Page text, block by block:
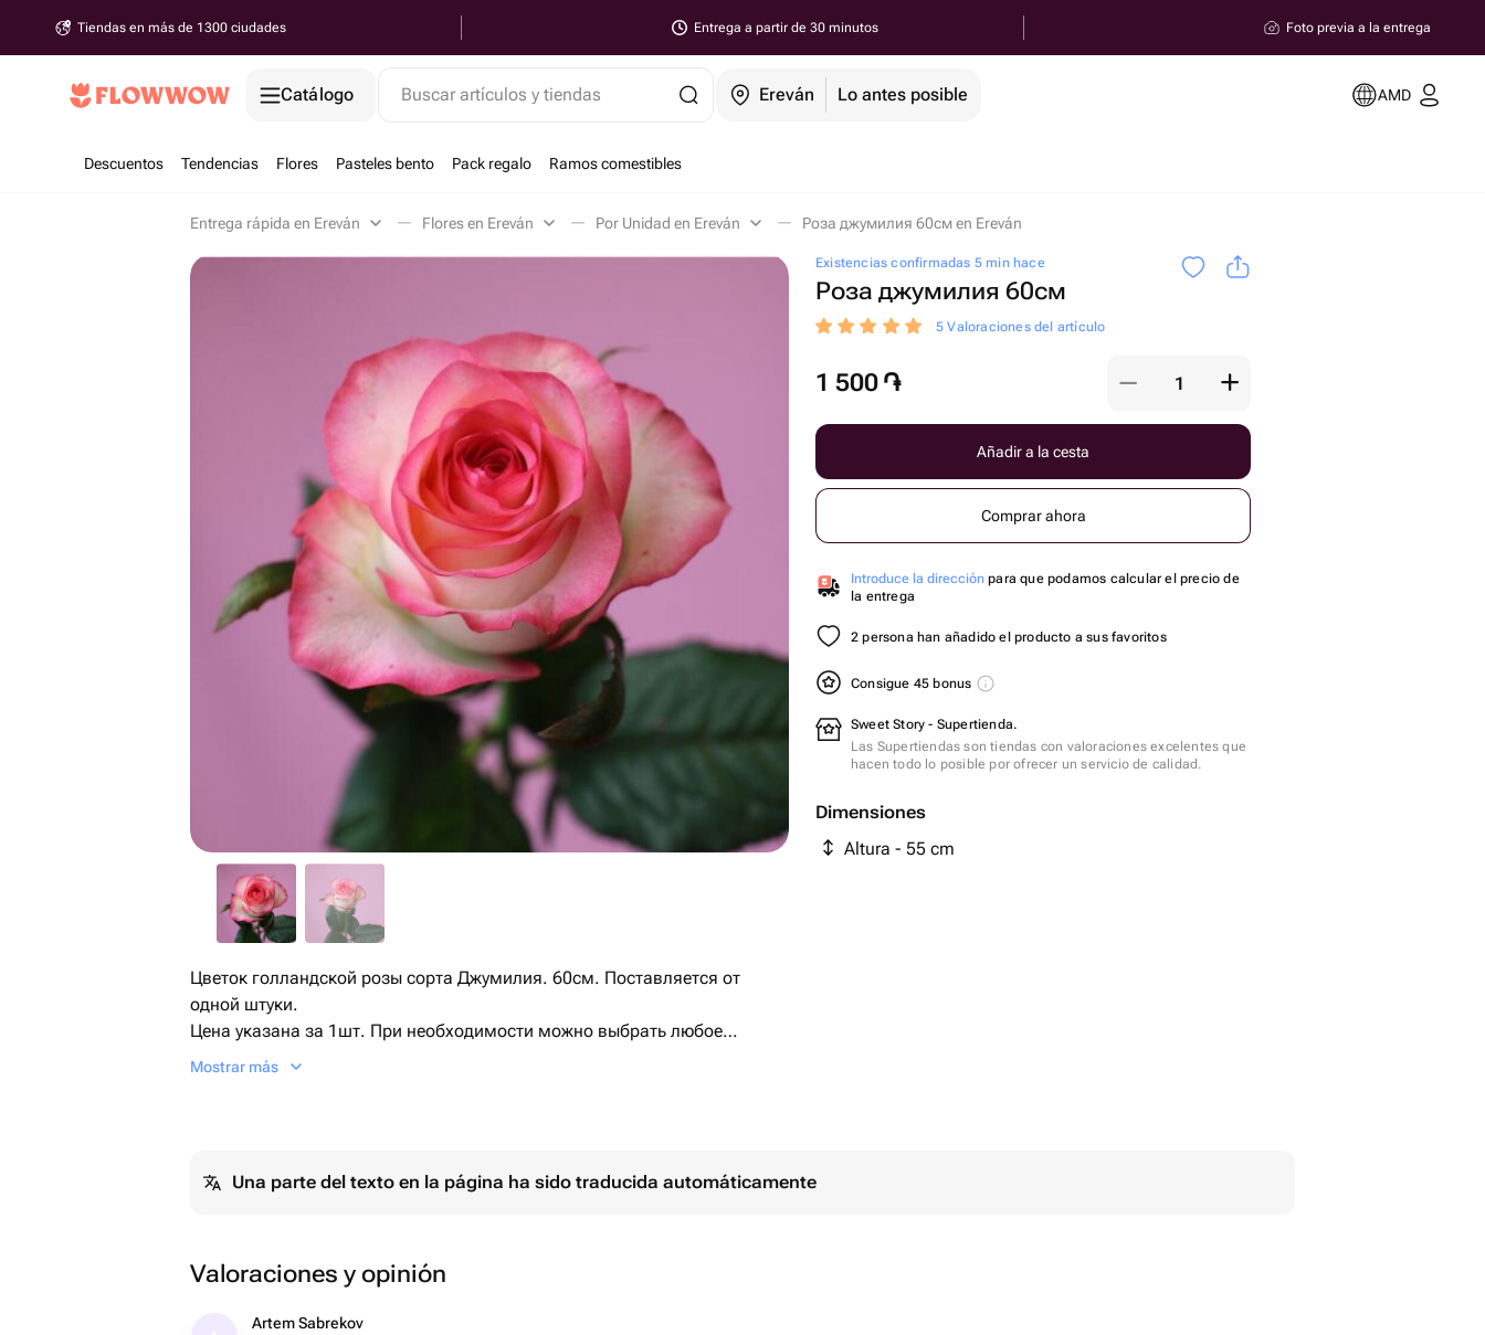
Tiendas en más de 1300 ciudades Entrega a partir de 30 minutos Foto previa a la entrega
Catálogo Buscar artículos y tiendas Ereván Lo antes posible AMD
Descuentos Tendencias Flores Pasteles bento Pack regalo Ramos comestibles
Entrega rápida en Ereván Flores en Ereván Por Unidad en Ereván Роза джумилия 60см en Ereván
Existencias confirmadas 5 min hace
Роза джумилия 60см
5 Valoraciones del artículo
1 500 ֏
Añadir a la cesta
Comprar ahora
Introduce la dirección para que podamos calcular el precio de
la entrega
2 persona han añadido el producto a sus favoritos
Consigue 45 bonus
Sweet Story - Supertienda.
Las Supertiendas son tiendas con valoraciones excelentes que
hacen todo lo posible por ofrecer un servicio de calidad.
Dimensiones
Altura - 55 cm
Цветок голландской розы сорта Джумилия. 60см. Поставляется от
одной штуки.
Цена указана за 1шт. При необходимости можно выбрать любое
количество.
по возможности подобрать все необходимое 🌸
Mostrar más
Una parte del texto en la página ha sido traducida automáticamente
Valoraciones y opinión
Artem Sabrekov